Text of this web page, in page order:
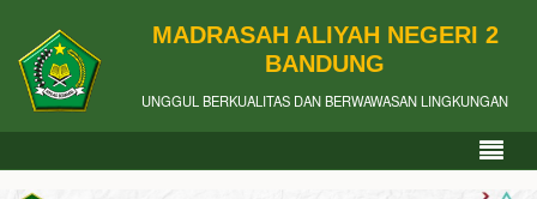
MADRASAH ALIYAH NEGERI 2
BANDUNG
UNGGUL BERKUALITAS DAN BERWAWASAN LINGKUNGAN